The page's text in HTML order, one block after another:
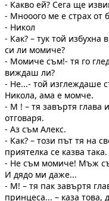
- Какво ей? Сега ще
- Мнооого ме е страх от
- Никол
- Как? – тук той избухна
си ли момиче?
- Момиче съм!- тя го
виждаш ли?
- Не...- той изглеждаше
Никола, ама е момче.
- М ! – тя завъртя глава
отговаря.
- Аз съм Алекс.
- Как? – този път тя на
приятелка се казва
- Не съм момиче! Мъж
И дядо ми даже...
- М! – тя пак завъртя
принцеса... – каза това,